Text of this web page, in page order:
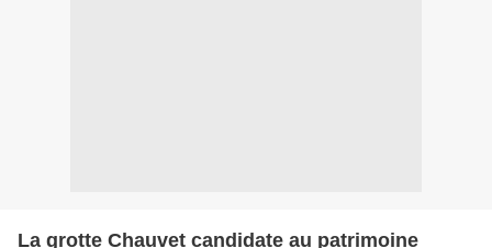
La grotte Chauvet candidate au patrimoine